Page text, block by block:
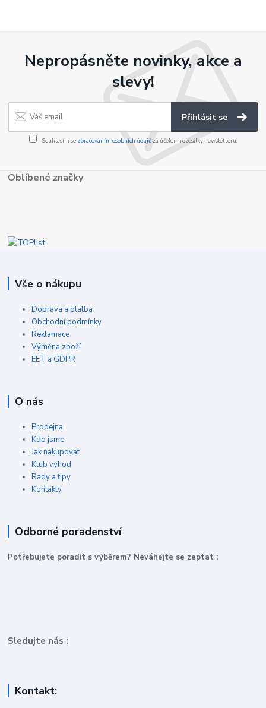
Nepropásněte novinky, akce a
slevy!
Přihlásit se
Souhlasím se zpracováním osobních údajůza účelem rozesílky newsletteru.
Oblíbené značky
Vše o nákupu
Doprava a platba
Obchodní podmínky
Reklamace
Výměna zboží
EET a GDPR
O nás
Prodejna
Kdo jsme
Jak nakupovat
Klub výhod
Rady a tipy
Kontakty
Odborné poradenství
Potřebujete poradit s výběrem? Neváhejte se zeptat :
Sledujte nás :
Kontakt: